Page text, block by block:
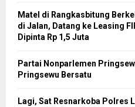
Matel di Rangkasbitung
di Jalan, Datang ke Leasing
Dipinta Rp 1,5 Juta
Partai Nonparlemen
Pringsewu Bersatu
Lagi, Sat Resnarkoba Polres